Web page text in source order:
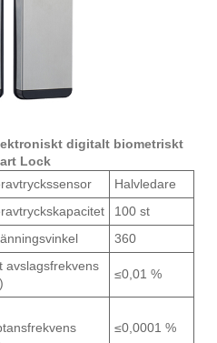
digitalt biometriskt
Lock
Halvledare
100 st
360
avslagsfrekvens
≤0,01 %
≤0,0001 %